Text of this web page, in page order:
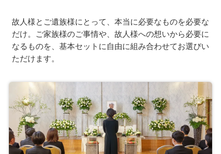
故人様とご遺族様にとって、本当に必要なものを必要な
だけ。ご家族様のご事情や、故人様への想いから必要に
なるものを、基本セットに自由に組み合わせてお選びい
ただけます。